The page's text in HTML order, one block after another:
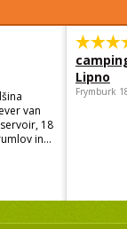
van
18
in...
Lipno
Frymburk